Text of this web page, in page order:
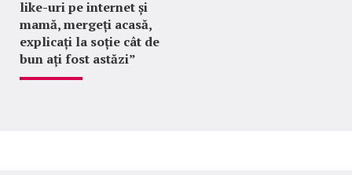
like-uri pe internet și
mamă, mergeți acasă,
explicați la soție cât de
bun ați fost astăzi”